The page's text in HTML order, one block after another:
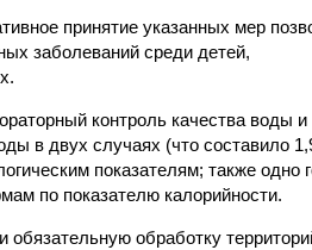
принятие указанных мер
заболеваний среди детей,
контроль качества воды и
в двух случаях (что составило
показателям; также одно
по показателю калорийности.
обработку